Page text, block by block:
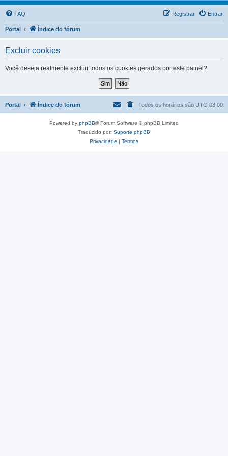
FAQ Entrar
Registrar
Portal Índice do fórum
Excluir cookies
Você deseja realmente excluir todos os cookies gerados por este painel?
Portal Índice do fórum Todos os horários são UTC-03:00
Powered by phpBB® Forum Software © phpBB Limited
Traduzido por: Suporte phpBB
Privacidade | Termos